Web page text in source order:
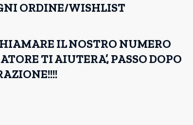
ORDINE/WISHLIST
IL NOSTRO NUMERO
TI AIUTERA’, PASSO DOPO